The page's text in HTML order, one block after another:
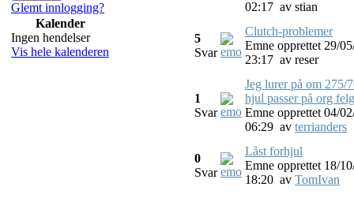
Glemt innlogging?
Kalender
Ingen hendelser
Vis hele kalenderen
02:17 av stian
5
Svar
Clutch-problemer
Emne opprettet 29/
23:17 av reser
1
Svar
Jeg lurer på om 275/
hjul passer på org felg
Emne opprettet 04/
06:29 av terrianders
0
Svar
Låst forhjul
Emne opprettet 18/
18:20 av TomIvan